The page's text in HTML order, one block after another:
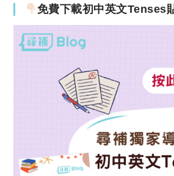
免費下載初中英文Tenses